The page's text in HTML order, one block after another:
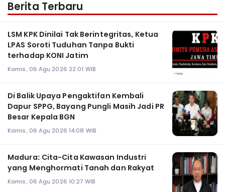
Berita Terbaru
LSM KPK Dinilai Tak Berintegritas, Ketua
LPAS Soroti Tuduhan Tanpa Bukti
terhadap KONI Jatim
Kamis, 06 Agu 2026 22:01 WIB
Di Balik Upaya Pengaktifan Kembali
Dapur SPPG, Bayang Pungli Masih Jadi PR
Besar Kepala BGN
Kamis, 06 Agu 2026 14:08 WIB
Madura: Cita-Cita Kawasan Industri
yang Menghormati Tanah dan Rakyat
Kamis, 06 Agu 2026 10:27 WIB